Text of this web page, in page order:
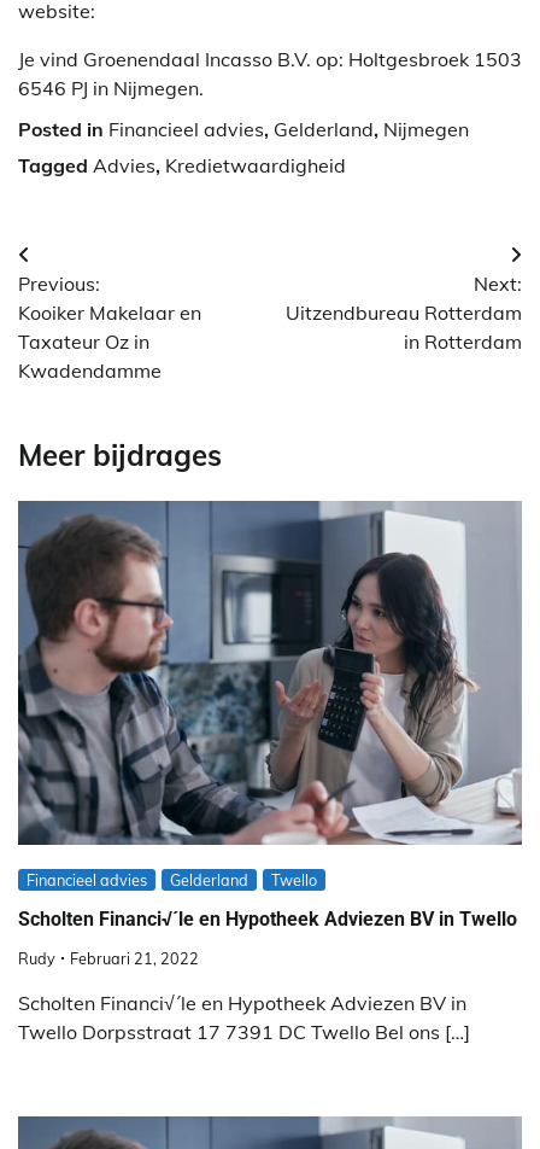
website:
Je vind Groenendaal Incasso B.V. op: Holtgesbroek 1503
6546 PJ in Nijmegen.
Posted in Financieel advies, Gelderland, Nijmegen
Tagged Advies, Kredietwaardigheid
Berichtnavigatie
Previous:
Kooiker Makelaar en
Taxateur Oz in
Kwadendamme
Next:
Uitzendbureau Rotterdam
in Rotterdam
Meer bijdrages
Financieel advies Gelderland Twello
Scholten Financi√´le en Hypotheek Adviezen BV in Twello
Rudy Februari 21, 2022
Scholten Financi√´le en Hypotheek Adviezen BV in
Twello Dorpsstraat 17 7391 DC Twello Bel ons […]